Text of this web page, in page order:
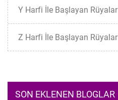
Y Harfi İle Başlayan Rüyalar
Z Harfi İle Başlayan Rüyalar
SON EKLENEN BLOGLAR